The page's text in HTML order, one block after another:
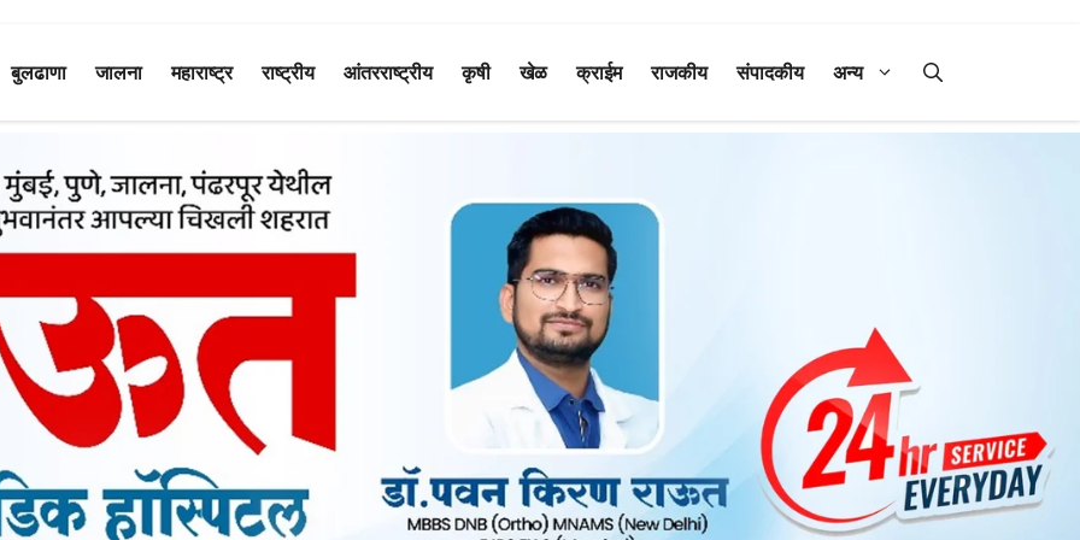
बुलढाणा जालना महाराष्ट्र राष्ट्रीय आंतरराष्ट्रीय कृषी खेळ क्राईम राजकीय संपादकीय अन्य